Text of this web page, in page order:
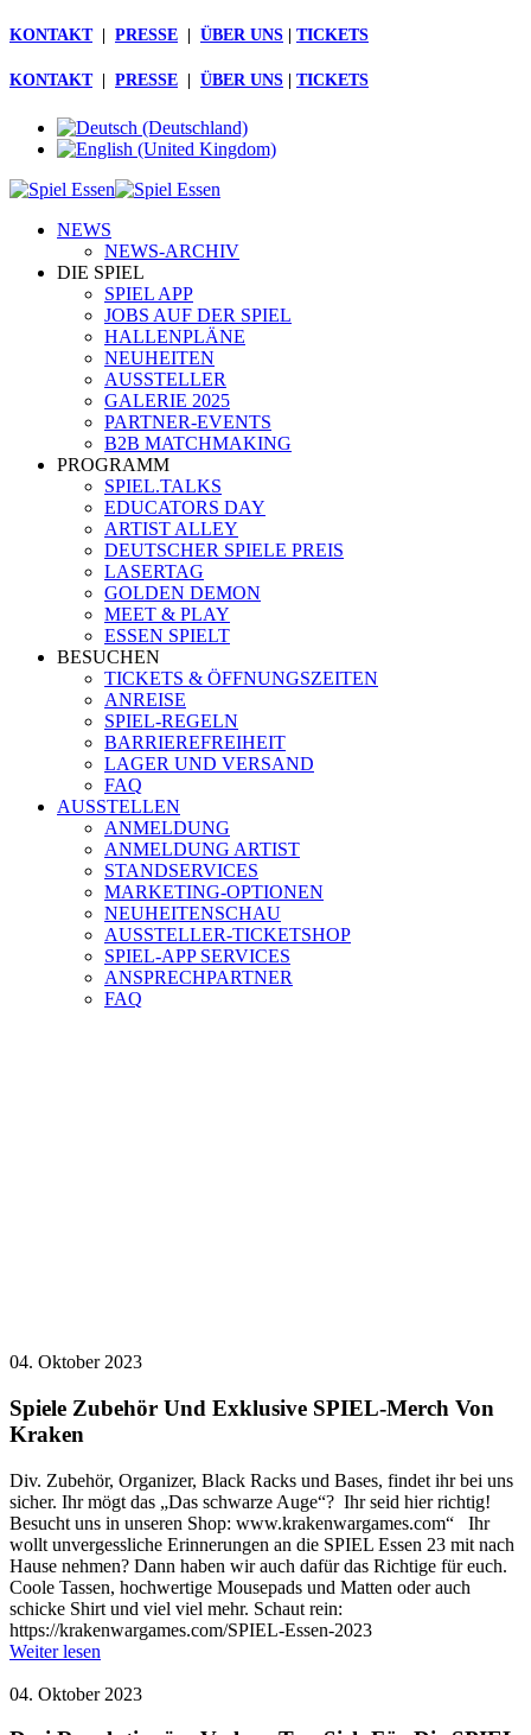
KONTAKT| PRESSE ÜBER UNS TICKETS
KONTAKT| PRESSE ÜBER UNS TICKETS
NEWS
NEWS-ARCHIV
DIE SPIEL
SPIEL APP
JOBS AUF DER SPIEL
HALLENPLÄNE
NEUHEITEN
AUSSTELLER
GALERIE 2025
PARTNER-EVENTS
B2B MATCHMAKING
PROGRAMM
SPIEL.TALKS
EDUCATORS DAY
ARTIST ALLEY
DEUTSCHER SPIELE PREIS
LASERTAG
GOLDEN DEMON
MEET & PLAY
ESSEN SPIELT
BESUCHEN
TICKETS & ÖFFNUNGSZEITEN
ANREISE
SPIEL-REGELN
BARRIEREFREIHEIT
LAGER UND VERSAND
FAQ
AUSSTELLEN
ANMELDUNG
ANMELDUNG ARTIST
STANDSERVICES
MARKETING-OPTIONEN
NEUHEITENSCHAU
AUSSTELLER-TICKETSHOP
SPIEL-APP SERVICES
ANSPRECHPARTNER
FAQ
04. Oktober 2023
Spiele Zubehör Und Exklusive SPIEL-Merch Von
Kraken
Div. Zubehör, Organizer, Black Racks und Bases, findet ihr bei uns
sicher. Ihr mögt das „Das schwarze Auge“? Ihr seid hier richtig!
Besucht uns in unseren Shop: www.krakenwargames.com“ Ihr
wollt unvergessliche Erinnerungen an die SPIEL Essen 23 mit nach
Hause nehmen? Dann haben wir auch dafür das Richtige für euch.
Coole Tassen, hochwertige Mousepads und Matten oder auch
schicke Shirt und viel viel mehr. Schaut rein:
https://krakenwargames.com/SPIEL-Essen-2023
Weiter lesen
04. Oktober 2023